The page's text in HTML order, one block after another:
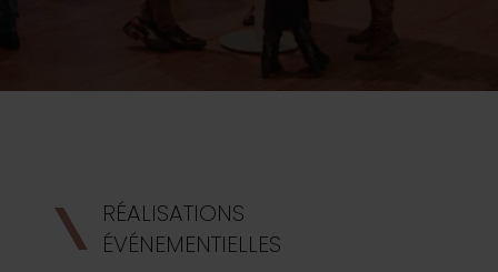
RÉALISATIONS
ÉVÉNEMENTIELLES